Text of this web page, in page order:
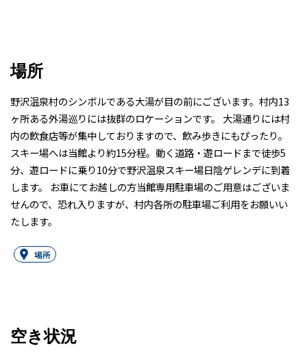
場所
野沢温泉村のシンボルである大湯が目の前にございます。村内13
ヶ所ある外湯巡りには抜群のロケーションです。 大湯通りには村
内の飲食店等が集中しておりますので、飲み歩きにもぴったり。
スキー場へは当館より約15分程。動く道路・遊ロードまで徒歩5
分、遊ロードに乗り10分で野沢温泉スキー場日陰ゲレンデに到着
します。 お車にてお越しの方当館専用駐車場のご用意はございま
せんので、恐れ入りますが、村内各所の駐車場ご利用をお願いい
たします。
場所
空き状況